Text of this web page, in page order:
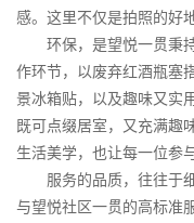
感。这里不仅是拍照的好
环保，是望悦一贯秉
作环节，以废弃红酒瓶塞
景冰箱贴，以及趣味又实
既可点缀居室，又充满趣
生活美学，也让每一位参
服务的品质，往往于
与望悦社区一贯的高标准